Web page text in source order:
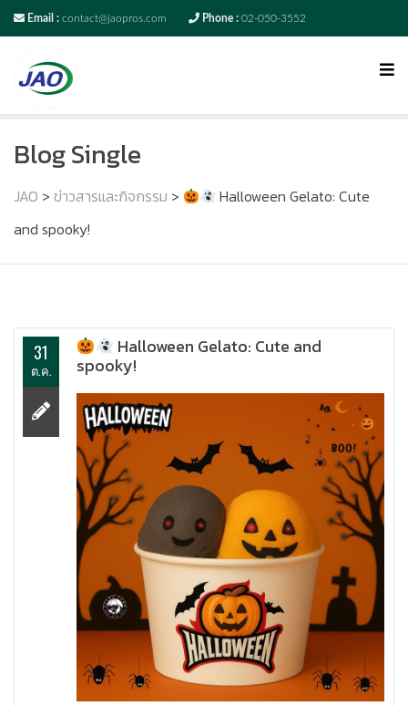
Email : contact@jaopros.com Phone : 02-050-3552
Blog Single
JAO > ข่าวสารและกิจกรรม >
Halloween Gelato: Cute
and spooky!
31
ต.ค.
Halloween Gelato: Cute and
spooky!